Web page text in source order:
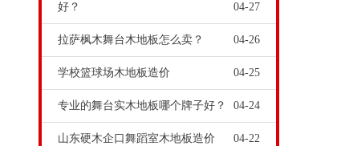
好？ 04-27
拉萨枫木舞台木地板怎么卖？ 04-26
学校篮球场木地板造价 04-25
专业的舞台实木地板哪个牌子好？ 04-24
山东硬木企口舞蹈室木地板造价 04-22